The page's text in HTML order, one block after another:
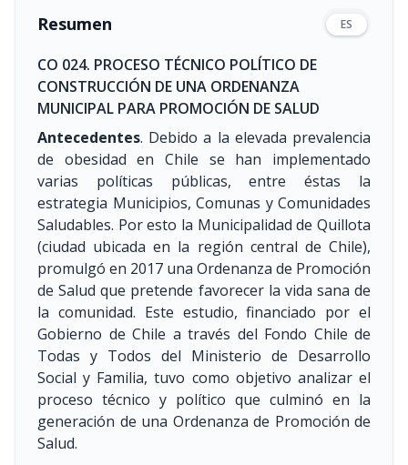
Resumen ES
CO 024. PROCESO TÉCNICO POLÍTICO DE
CONSTRUCCIÓN DE UNA ORDENANZA
MUNICIPAL PARA PROMOCIÓN DE SALUD
Antecedentes. Debido a la elevada prevalencia
de obesidad en Chile se han implementado
varias políticas públicas, entre éstas la
estrategia Municipios, Comunas y Comunidades
Saludables. Por esto la Municipalidad de Quillota
(ciudad ubicada en la región central de Chile),
promulgó en 2017 una Ordenanza de Promoción
de Salud que pretende favorecer la vida sana de
la comunidad. Este estudio, financiado por el
Gobierno de Chile a través del Fondo Chile de
Todas y Todos del Ministerio de Desarrollo
Social y Familia, tuvo como objetivo analizar el
proceso técnico y político que culminó en la
generación de una Ordenanza de Promoción de
Salud.